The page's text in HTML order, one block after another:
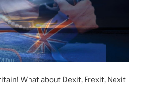
What about Dexit, Frexit, Nexit